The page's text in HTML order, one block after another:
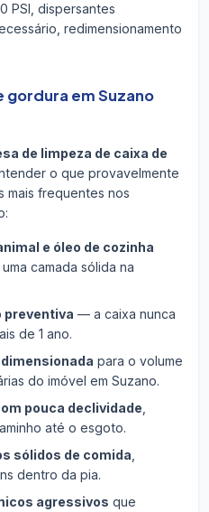
PSI, dispersantes
redimensionamento
gordura em Suzano
de limpeza de caixa de
o que provavelmente
mais frequentes nos
e óleo de cozinha
camada sólida na
preventiva — a caixa nunca
de 1 ano.
para o volume
do imóvel em Suzano.
pouca declividade
até o esgoto.
sólidos de comida
dentro da pia.
agressivos que